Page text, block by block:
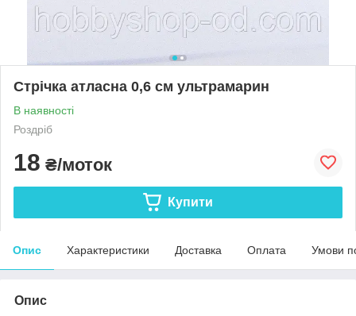
Стрічка атласна 0,6 см ультрамарин
В наявності
Роздріб
18 ₴/моток
Купити
Опис Характеристики Доставка Оплата Умови
Опис